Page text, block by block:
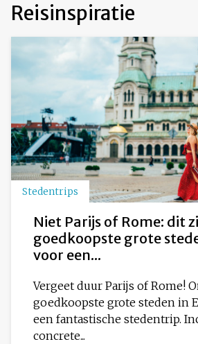
Reisinspiratie
Stedentrips
Niet Parijs of Rome: dit
goedkoopste grote
voor een...
Vergeet duur Parijs of Rome!
goedkoopste grote steden in
een fantastische stedentrip.
concrete...